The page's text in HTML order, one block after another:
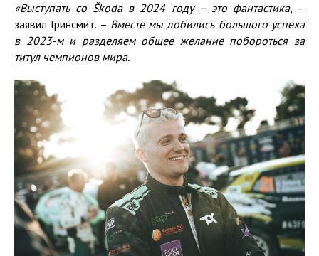
«Выступать со Škodaв 2024 году – это фантастика, –
заявил Гринсмит. – Вместе мыдобились большого успеха
в 2023-м и разделяем общее желание побороться за
титул чемпионовмира.